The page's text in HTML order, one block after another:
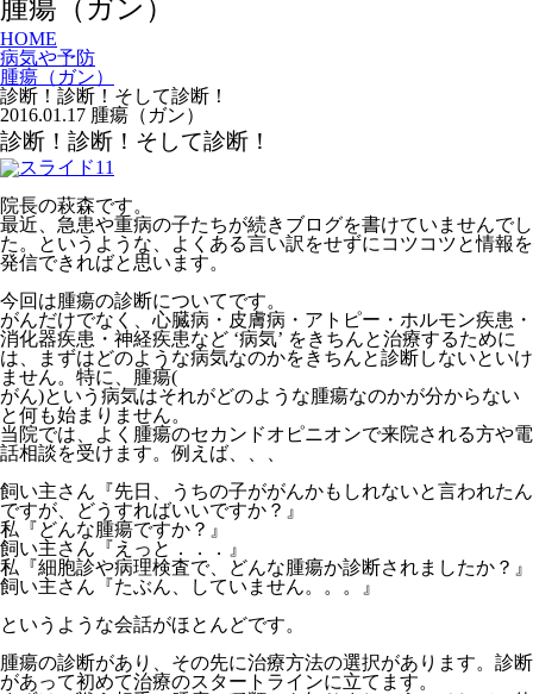
腫瘍（ガン）
HOME
病気や予防
腫瘍（ガン）
診断！診断！そして診断！
2016.01.17 腫瘍（ガン）
診断！診断！そして診断！
院長の萩森です。
最近、急患や重病の子たちが続きブログを書けていませんでし
た。というような、よくある言い訳をせずにコツコツと情報を
発信できればと思います。
今回は腫瘍の診断についてです。
がんだけでなく、心臓病・皮膚病・アトピー・ホルモン疾患・
消化器疾患・神経疾患など ‘病気’ をきちんと治療するために
は、まずはどのような病気なのかをきちんと診断しないといけ
ません。特に、腫瘍(
がん)という病気はそれがどのような腫瘍なのかが分からない
と何も始まりません。
当院では、よく腫瘍のセカンドオピニオンで来院される方や電
話相談を受けます。例えば、、、
飼い主さん『先日、うちの子ががんかもしれないと言われたん
ですが、どうすればいいですか？』
私『どんな腫瘍ですか？』
飼い主さん『えっと．．．』
私『細胞診や病理検査で、どんな腫瘍か診断されましたか？』
飼い主さん『たぶん、していません。。。』
というような会話がほとんどです。
腫瘍の診断があり、その先に治療方法の選択があります。診断
があって初めて治療のスタートラインに立てます。